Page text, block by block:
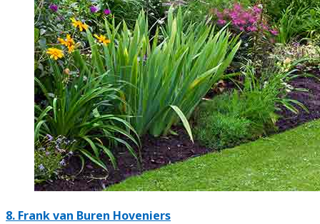
8. Frank van Buren Hoveniers